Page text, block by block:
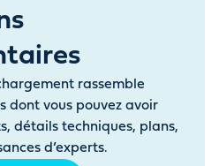
rassemble
dont vous pouvez avoir
détails techniques, plans,
d’experts.